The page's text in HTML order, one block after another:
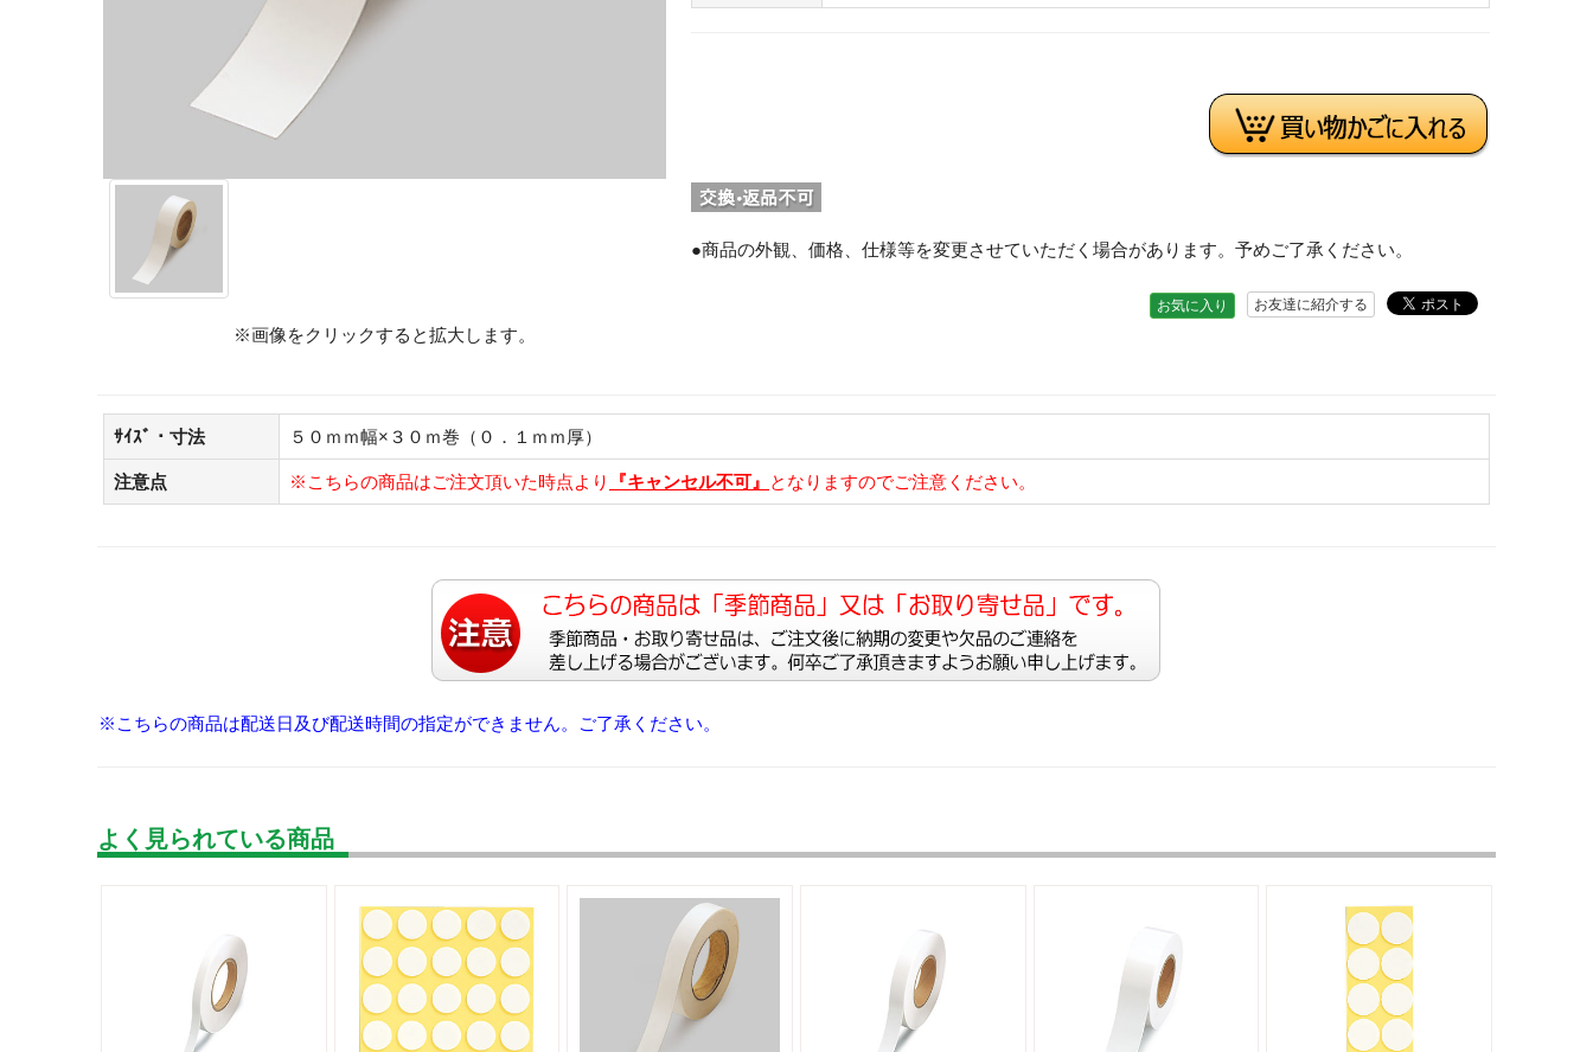
※画像をクリックすると拡大します。
●商品の外観、価格、仕様等を変更させていただく場合があります。予めご了承ください。
お友達に紹介する
お気に入り
ｻｲｽﾞ・寸法 ５０ｍｍ幅×３０ｍ巻（０．１ｍｍ厚）
注意点 ※こちらの商品はご注文頂いた時点より 『キャンセル不可』 となりますのでご注意ください。
※こちらの商品は配送日及び配送時間の指定ができません。ご了承ください。
よく見られている商品